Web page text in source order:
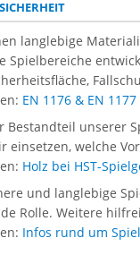
langlebige
Spielbereiche
EN 1176 & EN
Bestandteil unserer
einsetzen, welche
Holz bei HST-
und langlebige
Rolle. Weitere
Infos rund um